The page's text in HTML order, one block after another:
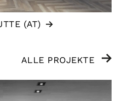
(AT)
ALLE PROJEKTE